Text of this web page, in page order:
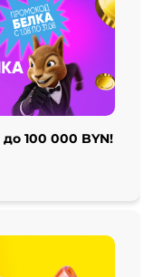
100 000 BYN!